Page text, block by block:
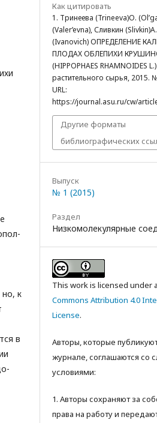
к
в
Как цитировать
1. Тринеева (Trineeva)О.
(Valer’evna), Сливкин
(Ivanovich) ОПРЕДЕЛЕНИЕ
ПЛОДАХ ОБЛЕПИХИ
(НIPPOPHAES RHAMNOIDES
растительного сырья, 2015.
URL:
https://journal.asu.ru/cw/
Другие форматы
библиографических
Выпуск
№ 1 (2015)
Раздел
Низкомолекулярные
This work is licensed under a
Commons Attribution 4.0
License.
Авторы, которые
журнале, соглашаются со
условиями:
1. Авторы сохраняют за
права на работу и